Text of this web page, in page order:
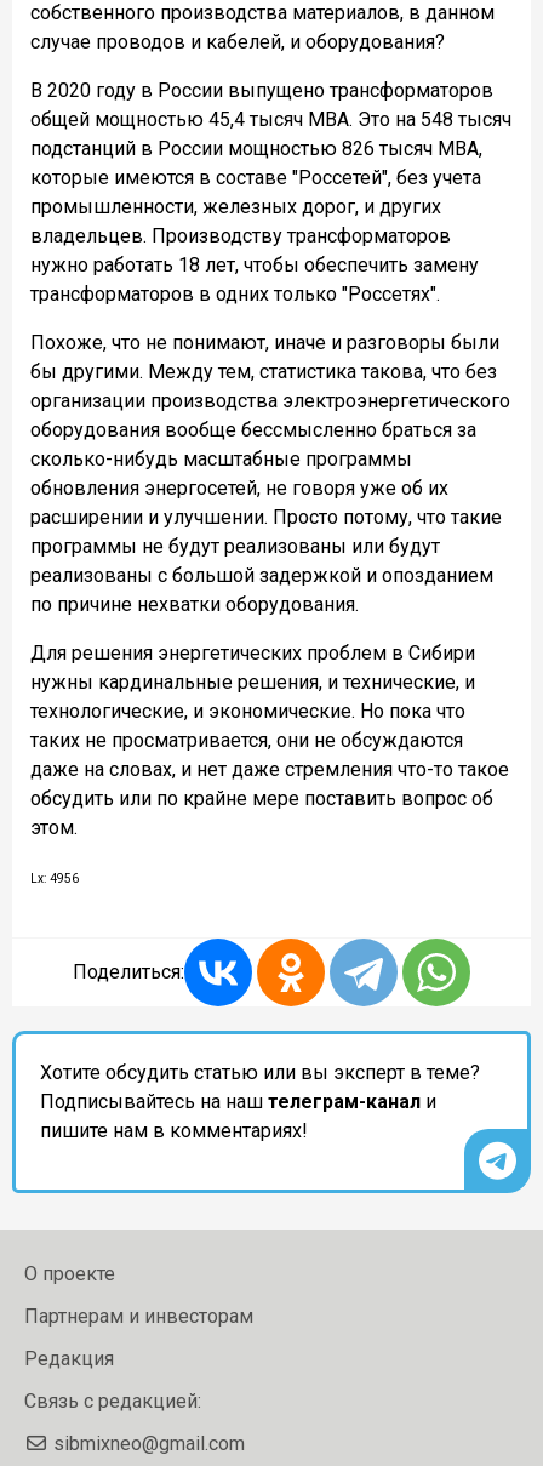
собственного производства материалов, в данном
случае проводов и кабелей, и оборудования?
В 2020 году в России выпущено трансформаторов
общей мощностью 45,4 тысяч МВА. Это на 548 тысяч
подстанций в России мощностью 826 тысяч МВА,
которые имеются в составе "Россетей", без учета
промышленности, железных дорог, и других
владельцев. Производству трансформаторов
нужно работать 18 лет, чтобы обеспечить замену
трансформаторов в одних только "Россетях".
Похоже, что не понимают, иначе и разговоры были
бы другими. Между тем, статистика такова, что без
организации производства электроэнергетического
оборудования вообще бессмысленно браться за
сколько-нибудь масштабные программы
обновления энергосетей, не говоря уже об их
расширении и улучшении. Просто потому, что такие
программы не будут реализованы или будут
реализованы с большой задержкой и опозданием
по причине нехватки оборудования.
Для решения энергетических проблем в Сибири
нужны кардинальные решения, и технические, и
технологические, и экономические. Но пока что
таких не просматривается, они не обсуждаются
даже на словах, и нет даже стремления что-то такое
обсудить или по крайне мере поставить вопрос об
этом.
Lx: 4956
Поделиться:
Хотите обсудить статью или вы эксперт в теме?
Подписывайтесь на наш телеграм-канал и
пишите нам в комментариях!
О проекте
Партнерам и инвесторам
Редакция
Связь с редакцией:
sibmixneo@gmail.com